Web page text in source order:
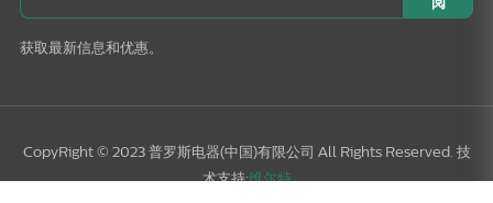
获取最新信息和优惠。
CopyRight © 2023 普罗斯电器(中国)有限公司 All Rights Reserved. 技
术支持:维尔特